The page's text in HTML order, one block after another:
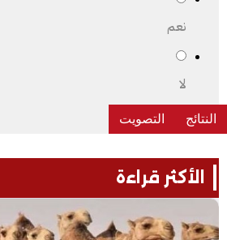
نعم
لا
الأكثر قراءة